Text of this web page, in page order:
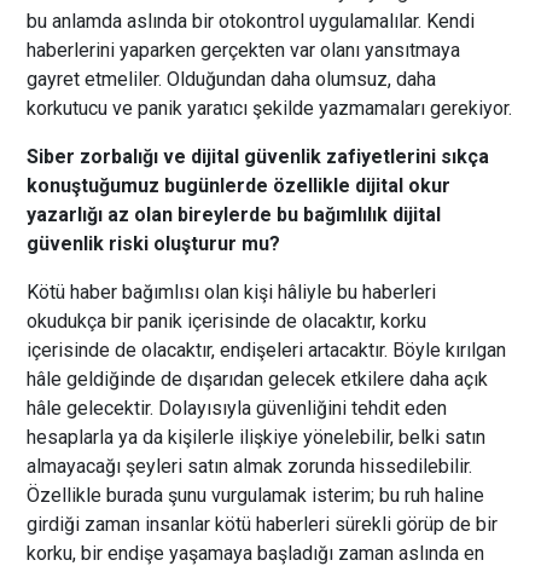
bu anlamda aslında bir otokontrol uygulamalılar. Kendi
haberlerini yaparken gerçekten var olanı yansıtmaya
gayret etmeliler. Olduğundan daha olumsuz, daha
korkutucu ve panik yaratıcı şekilde yazmamaları gerekiyor.
Siber zorbalığı ve dijital güvenlik zafiyetlerini sıkça
konuştuğumuz bugünlerde özellikle dijital okur
yazarlığı az olan bireylerde bu bağımlılık dijital
güvenlik riski oluşturur mu?
Kötü haber bağımlısı olan kişi hâliyle bu haberleri
okudukça bir panik içerisinde de olacaktır, korku
içerisinde de olacaktır, endişeleri artacaktır. Böyle kırılgan
hâle geldiğinde de dışarıdan gelecek etkilere daha açık
hâle gelecektir. Dolayısıyla güvenliğini tehdit eden
hesaplarla ya da kişilerle ilişkiye yönelebilir, belki satın
almayacağı şeyleri satın almak zorunda hissedilebilir.
Özellikle burada şunu vurgulamak isterim; bu ruh haline
girdiği zaman insanlar kötü haberleri sürekli görüp de bir
korku, bir endişe yaşamaya başladığı zaman aslında en